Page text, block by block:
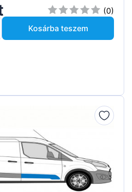
(0)
Kosárba teszem